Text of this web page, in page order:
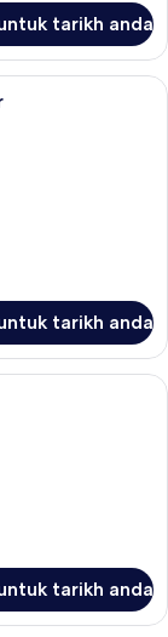
tarikh anda
1 Katil Raja (King),
tarikh anda
tidur premium, bar
tarikh anda